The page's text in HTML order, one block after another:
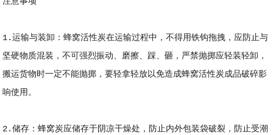
1.运输与装卸：蜂窝活性炭在运输过程中，不得用铁钩拖拽，应防止与
坚硬物质混装，不可强烈振动、磨擦、踩、砸，严禁抛掷应轻装轻卸，
搬运货物时一定不能抛掷，要轻拿轻放以免造成蜂窝活性炭成品破碎影
响使用。
2.储存：蜂窝炭应储存于阴凉干燥处，防止内外包装袋破裂，防止受潮